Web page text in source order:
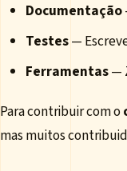
Documentação
Testes—
Ferramentas—
Para contribuir com o
mas muitos